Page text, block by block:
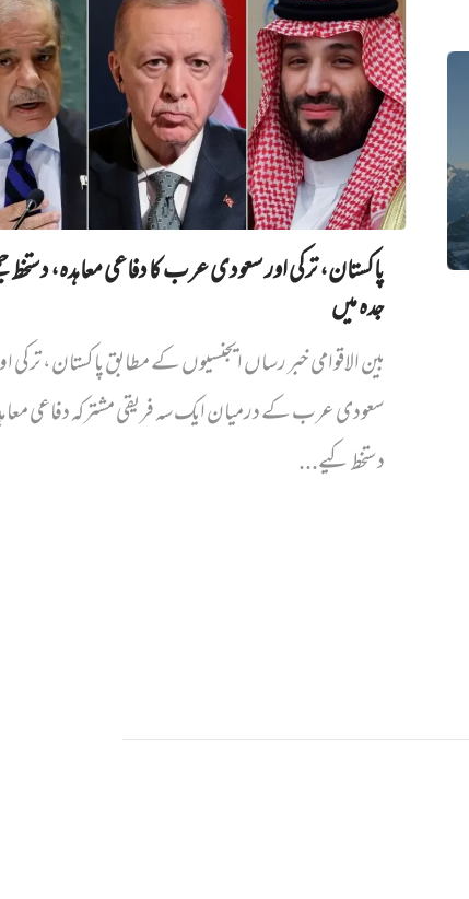
پاکستان، ترکی اور سعودی عرب کا دفاعی معاہدہ، دستخط
جدہ میں
بین الاقوامی خبر رساں ایجنسیوں کے مطابق پاکستان، ترکی
سعودی عرب کے درمیان ایک سہ فریقی مشترکہ دفاعی
دستخط کیے...